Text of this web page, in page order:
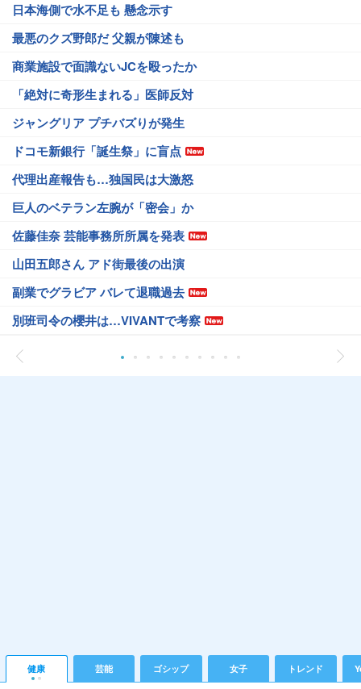
日本海側で水不足も 懸念示す
最悪のクズ野郎だ 父親が陳述も
商業施設で面識ないJCを殴ったか
「絶対に奇形生まれる」医師反対
ジャングリア プチバズりが発生
ドコモ新銀行「誕生祭」に盲点
代理出産報告も…独国民は大激怒
巨人のベテラン左腕が「密会」か
佐藤佳奈 芸能事務所所属を発表
山田五郎さん アド街最後の出演
副業でグラビア バレて退職過去
別班司令の櫻井は…VIVANTで考察
健康 芸能 ゴシップ 女子 トレンド